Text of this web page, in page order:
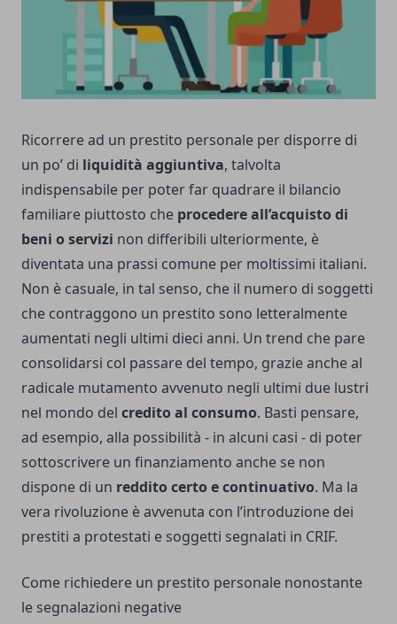
Ricorrere ad un prestito personale per disporre di
un po’ di liquidità aggiuntiva, talvolta
indispensabile per poter far quadrare il bilancio
familiare piuttosto che procedere all’acquisto di
beni o servizi non differibili ulteriormente, è
diventata una prassi comune per moltissimi italiani.
Non è casuale, in tal senso, che il numero di soggetti
che contraggono un prestito sono letteralmente
aumentati negli ultimi dieci anni. Un trend che pare
consolidarsi col passare del tempo, grazie anche al
radicale mutamento avvenuto negli ultimi due lustri
nel mondo del credito al consumo. Basti pensare,
ad esempio, alla possibilità - in alcuni casi - di poter
sottoscrivere un finanziamento anche se non
dispone di un reddito certo e continuativo. Ma la
vera rivoluzione è avvenuta con l’introduzione dei
prestiti a protestati e soggetti segnalati in CRIF.
Come richiedere un prestito personale nonostante
le segnalazioni negative